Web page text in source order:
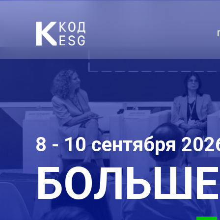
8 - 10 сентября